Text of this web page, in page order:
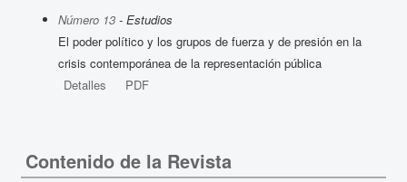
Número 13- Estudios
El poder político y los grupos de fuerza y de presión en la
crisis contemporánea de la representación pública
Detalles
PDF
Contenido de la Revista